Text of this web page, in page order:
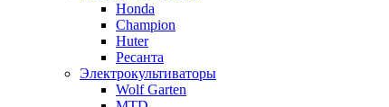
Honda
Champion
Huter
Ресанта
Электрокультиваторы
Wolf Garten